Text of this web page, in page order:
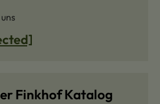
Finkhof Katalog